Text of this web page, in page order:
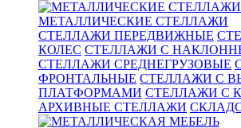
МЕТАЛЛИЧЕСКИЕ СТЕЛЛАЖИ
СТЕЛЛАЖИ ПЕРЕДВИЖНЫЕ
КОЛЕС СТЕЛЛАЖИ С
СТЕЛЛАЖИ СРЕДНЕГРУЗОВЫЕ
ФРОНТАЛЬНЫЕ СТЕЛЛАЖИ С
ПЛАТФОРМАМИ СТЕЛЛАЖИ С
АРХИВНЫЕ СТЕЛЛАЖИ